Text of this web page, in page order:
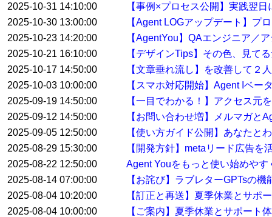
2025-10-31 14:10:00
【事例×プロセス公開】実践翌
2025-10-30 13:00:00
【Agent LOGアップデート】プ
2025-10-23 14:20:00
【AgentYou】QAエンジニア／
2025-10-21 16:10:00
【デザインTips】その色、見て
2025-10-17 14:50:00
【文章垂れ流し】を改善して２
2025-10-03 10:00:00
【スマホ対応開始】Agent Iベー
2025-09-19 14:50:00
【一目でわかる！】アクセス元
2025-09-12 14:50:00
【お問い合わせ増】メルマガと
2025-09-05 12:50:00
【使い方ガイド公開】あなたと
2025-08-29 15:30:00
【開発方針】metaリード広告を
2025-08-22 12:50:00
Agent Youをもっと使い始めや
2025-08-14 07:00:00
【お詫び】ラブレターGPTsの
2025-08-04 10:20:00
【訂正と再送】夏季休業とサポ
2025-08-04 10:00:00
【ご案内】夏季休業とサポート